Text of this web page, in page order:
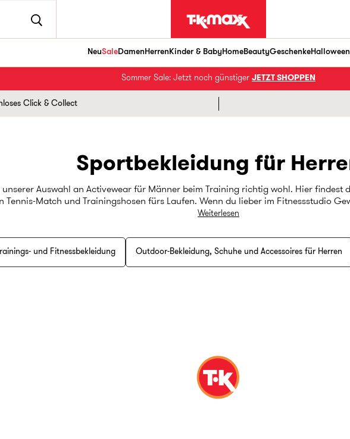
NeuSaleDamenHerrenKinder & BabyHomeBeautyGeschenkeHalloween
Sommer Sale: Jetzt noch günstiger JETZT SHOPPEN
Click & Collect
Sportbekleidung für
unserer Auswahl an Activewear für Männer beim Training richtig wohl. Hier findest
Tennis-Match und Trainingshosen fürs Laufen. Wenn du lieber im Fitnessstudio
Jogginghosen, die dir garantiert gefallen werden! Egal, welchen Sport du
Weiterlesen
und Fitnessbekleidung Outdoor-Bekleidung, Schuhe und Accessoires für Herren